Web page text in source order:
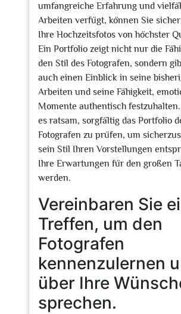
umfangreiche Erfahrung und
Arbeiten verfügt, können Sie
Ihre Hochzeitsfotos von höchster
Ein Portfolio zeigt nicht nur die
den Stil des Fotografen, sondern
auch einen Einblick in seine
Arbeiten und seine Fähigkeit,
Momente authentisch
es ratsam, sorgfältig das Portfolio
Fotografen zu prüfen, um
sein Stil Ihren Vorstellungen
Ihre Erwartungen für den großen
werden.
Vereinbaren Sie
Treffen, um den
Fotografen
kennenzulernen
über Ihre
sprechen.